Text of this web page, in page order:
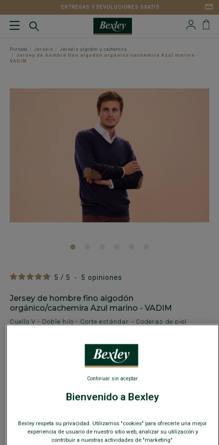
ENTREGAS Y DEVOLUCIONES GRATIS
Portada Jerséis
Jerséis algodón y cachemira
Jersey de hombre fino algodón orgánico/cachemira Azul marino -
VADIM
5 / 5 - 5 opiniones
Jersey de hombre fino algodón
orgánico/cachemira Azul marino - VADIM
Cuello V - Doble hilo - Corte estándar - Coderas de piel
REBAJAS
El 2do jersey fino a elección
Bienvenido a Bexley
Bexley respeta su privacidad. Utilizamos "cookies" para ofrecerle una mejor
experiencia de usuario de nuestro sitio web, analizar su utilización y
contribuir a nuestras actividades de "marketing".
Continuar sin aceptar